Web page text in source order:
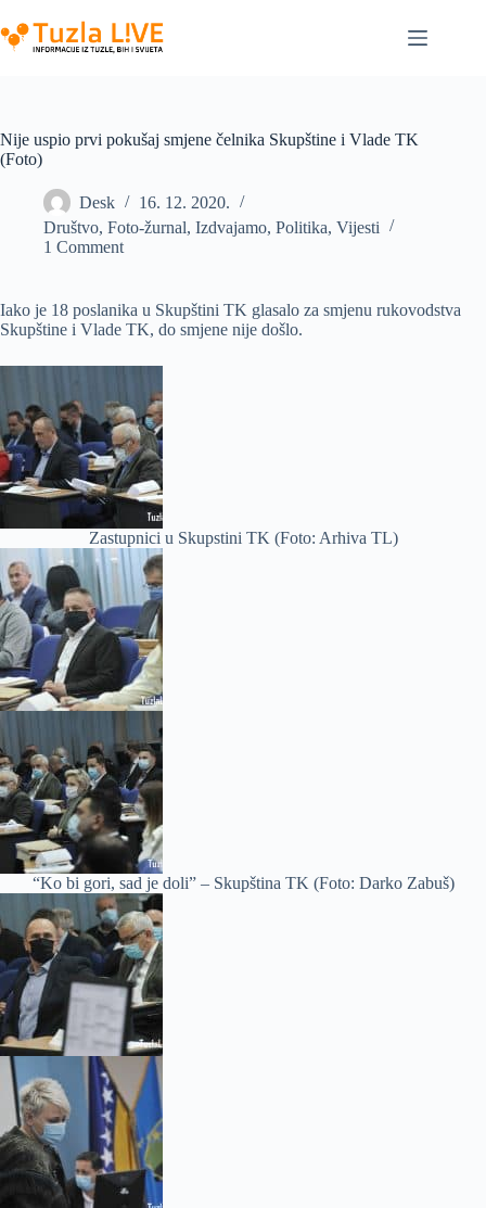
to
content
Nije uspio prvi pokušaj smjene čelnika Skupštine i Vlade TK
(Foto)
Desk
16. 12. 2020.
Društvo, Foto-žurnal, Izdvajamo, Politika, Vijesti
1 Comment
Iako je 18 poslanika u Skupštini TK glasalo za smjenu rukovodstva
Skupštine i Vlade TK, do smjene nije došlo.
Zastupnici u Skupstini TK (Foto: Arhiva TL)
“Ko bi gori, sad je doli” – Skupština TK (Foto: Darko Zabuš)